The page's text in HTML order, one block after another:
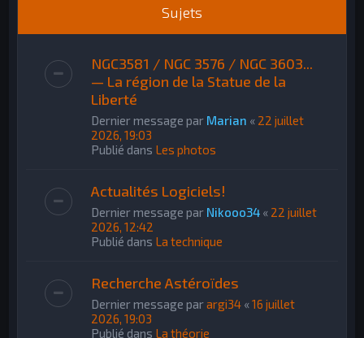
Sujets
NGC3581 / NGC 3576 / NGC 3603...
— La région de la Statue de la
Liberté
Dernier message par Marian « 22 juillet
2026, 19:03
Publié dans Les photos
Actualités Logiciels!
Dernier message par Nikooo34 « 22 juillet
2026, 12:42
Publié dans La technique
Recherche Astéroïdes
Dernier message parargi34 «16 juillet
2026, 19:03
Publié dans La théorie